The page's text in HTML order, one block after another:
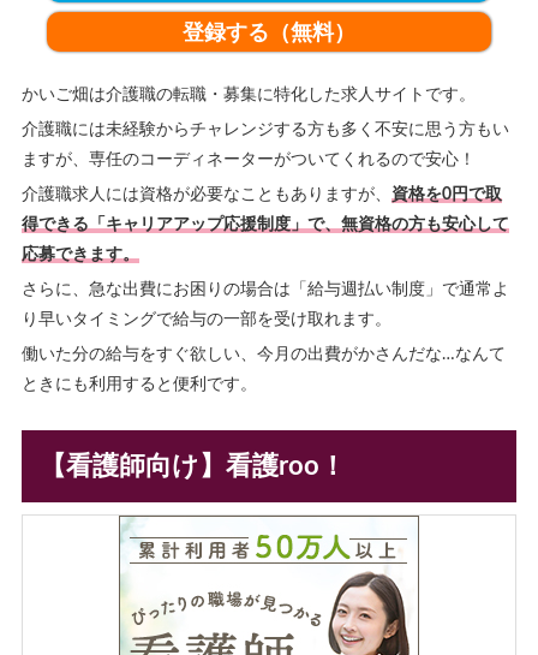
登録する（無料）
かいご畑は介護職の転職・募集に特化した求人サイトです。
介護職には未経験からチャレンジする方も多く不安に思う方もい
ますが、専任のコーディネーターがついてくれるので安心！
介護職求人には資格が必要なこともありますが、 資格を0円で取
得できる「キャリアアップ応援制度」で、無資格の方も安心して
応募できます。
さらに、急な出費にお困りの場合は「給与週払い制度」で通常よ
り早いタイミングで給与の一部を受け取れます。
働いた分の給与をすぐ欲しい、今月の出費がかさんだな…なんて
ときにも利用すると便利です。
【看護師向け】看護roo！